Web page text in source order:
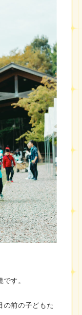
す。
の前の子どもた